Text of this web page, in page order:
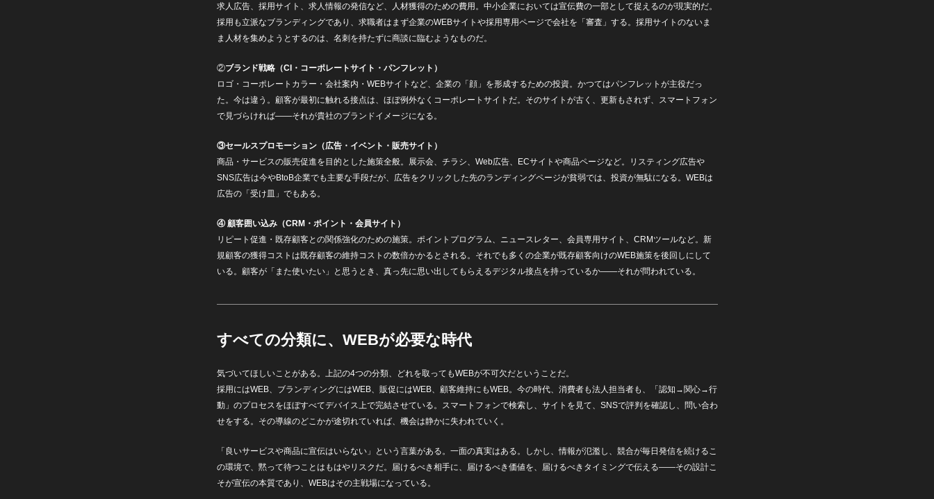
求人広告、採用サイト、求人情報の発信など、人材獲得のための費用。中小企業においては宣伝費の一部として捉えるのが現実的だ。
採用も立派なブランディングであり、求職者はまず企業のWEBサイトや採用専用ページで会社を「審査」する。採用サイトのないま
ま人材を集めようとするのは、名刺を持たずに商談に臨むようなものだ。
②ブランド戦略（CI・コーポレートサイト・パンフレット）
ロゴ・コーポレートカラー・会社案内・WEBサイトなど、企業の「顔」を形成するための投資。かつてはパンフレットが主役だっ
た。今は違う。顧客が最初に触れる接点は、ほぼ例外なくコーポレートサイトだ。そのサイトが古く、更新もされず、スマートフォン
で見づらければ——それが貴社のブランドイメージになる。
③セールスプロモーション（広告・イベント・販売サイト）
商品・サービスの販売促進を目的とした施策全般。展示会、チラシ、Web広告、ECサイトや商品ページなど。リスティング広告や
SNS広告は今やBtoB企業でも主要な手段だが、広告をクリックした先のランディングページが貧弱では、投資が無駄になる。WEBは
広告の「受け皿」でもある。
④ 顧客囲い込み（CRM・ポイント・会員サイト）
リピート促進・既存顧客との関係強化のための施策。ポイントプログラム、ニュースレター、会員専用サイト、CRMツールなど。新
規顧客の獲得コストは既存顧客の維持コストの数倍かかるとされる。それでも多くの企業が既存顧客向けのWEB施策を後回しにして
いる。顧客が「また使いたい」と思うとき、真っ先に思い出してもらえるデジタル接点を持っているか——それが問われている。
すべての分類に、WEBが必要な時代
気づいてほしいことがある。上記の4つの分類、どれを取ってもWEBが不可欠だということだ。
採用にはWEB、ブランディングにはWEB、販促にはWEB、顧客維持にもWEB。今の時代、消費者も法人担当者も、「認知→関心→行
動」のプロセスをほぼすべてデバイス上で完結させている。スマートフォンで検索し、サイトを見て、SNSで評判を確認し、問い合わ
せをする。その導線のどこかが途切れていれば、機会は静かに失われていく。
「良いサービスや商品に宣伝はいらない」という言葉がある。一面の真実はある。しかし、情報が氾濫し、競合が毎日発信を続けるこ
の環境で、黙って待つことはもはやリスクだ。届けるべき相手に、届けるべき価値を、届けるべきタイミングで伝える——その設計こ
そが宣伝の本質であり、WEBはその主戦場になっている。